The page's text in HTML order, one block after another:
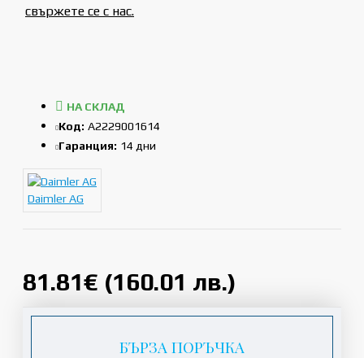
свържете се с нас.
81.81€ (160.01 лв.)
НА СКЛАД
Код: A2229001614
Гаранция: 14 дни
Daimler AG
БЪРЗА ПОРЪЧКА